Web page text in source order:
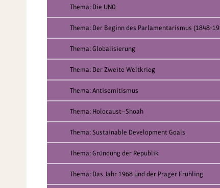
Thema: Die UNO
Thema: Der Beginn des Parlamentarismus (1848-
Thema: Globalisierung
Thema: Der Zweite Weltkrieg
Thema: Antisemitismus
Thema: Holocaust—Shoah
Thema: Sustainable Development Goals
Thema: Gründung der Republik
Thema: Das Jahr 1968 und der Prager Frühling